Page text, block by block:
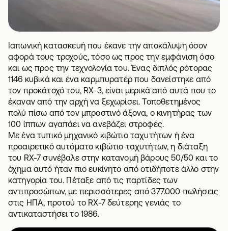
Ιαπωνική κατασκευή που έκανε την αποκάλυψη όσον
αφορά τους τροχούς, τόσο ως προς την εμφάνιση όσο
και ως προς την τεχνολογία του. Ένας διπλός ρότορας
1146 κυβικά και ένα καρμπυρατέρ που δανείστηκε από
τον προκάτοχό του, RX-3, είναι μερικά από αυτά που το
έκαναν από την αρχή να ξεχωρίσει. Τοποθετημένος
πολύ πίσω από τον μπροστινό άξονα, ο κινητήρας των
100 ίππων αγαπάει να ανεβάζει στροφές.
Με ένα τυπικό μηχανικό κιβώτιο ταχυτήτων ή ένα
προαιρετικό αυτόματο κιβώτιο ταχυτήτων, η διάταξη
του RX-7 συνέβαλε στην κατανομή βάρους 50/50 και το
όχημα αυτό ήταν πιο ευκίνητο από οτιδήποτε άλλο στην
κατηγορία του. Πέταξε από τις παρτίδες των
αντιπροσώπων, με περισσότερες από 377.000 πωλήσεις
στις ΗΠΑ, προτού το RX-7 δεύτερης γενιάς το
αντικαταστήσει το 1986.